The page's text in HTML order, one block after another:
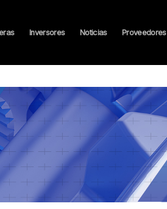
Inversores Noticias Proveedores